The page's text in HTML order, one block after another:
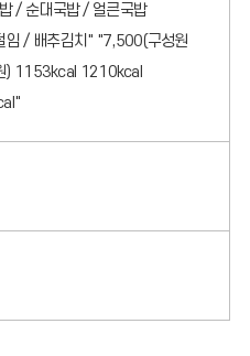
/ 순대국밥 / 얼큰국밥
임 / 배추김치" "7,500(구성원
) 1153kcal 1210kcal